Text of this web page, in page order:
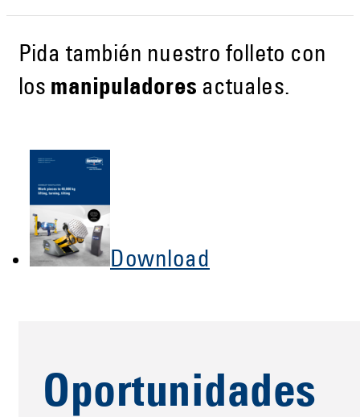
Pida también nuestro folleto con
los manipuladores actuales.
Download
Oportunidades